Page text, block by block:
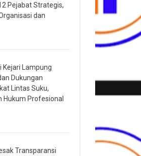
Pejabat Strategis,
dan
Kejari Lampung
Dukungan
Lintas Suku,
Hukum Profesional
Transparansi